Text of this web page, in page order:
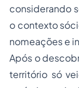
considerando
o contexto
nomeações e
Após o
território só